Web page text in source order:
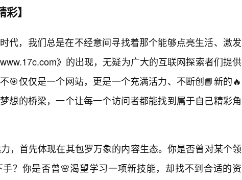
】
代，我们总是在不经意间寻找着那个能够点亮生活、激发
》的出现，无疑为广大的互联网探索者们提供
🎯仅仅是一个网站，更是一个充满活力、不断创📘新的🔥
想的桥梁，一个让每一个访问者都能找到属于自己精彩角
力，首先体现在其包罗万象的内容生态。你是否曾对某个领
？你是否曾🌸渴望学习一项新技能，却找不到合适的资